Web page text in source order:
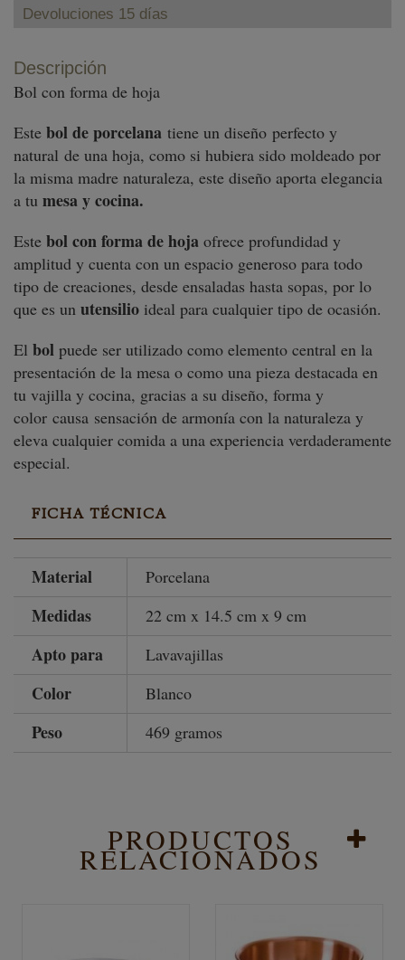
Devoluciones 15 días
Descripción
Bol con forma de hoja
Este bol de porcelana tiene un diseño perfecto y
natural de una hoja, como si hubiera sido moldeado por
la misma madre naturaleza, este diseño aporta elegancia
a tu mesa y cocina.
Este bol con forma de hoja ofrece profundidad y
amplitud y cuenta con un espacio generoso para todo
tipo de creaciones, desde ensaladas hasta sopas, por lo
que es un utensilio ideal para cualquier tipo de ocasión.
El bol puede ser utilizado como elemento central en la
presentación de la mesa o como una pieza destacada en
tu vajilla y cocina, gracias a su diseño, forma y
color causa sensación de armonía con la naturaleza y
eleva cualquier comida a una experiencia verdaderamente
especial.
FICHA TÉCNICA
Material Porcelana
Medidas 22 cm x 14.5 cm x 9 cm
Apto para Lavavajillas
Color Blanco
Peso 469 gramos
PRODUCTOS
RELACIONADOS